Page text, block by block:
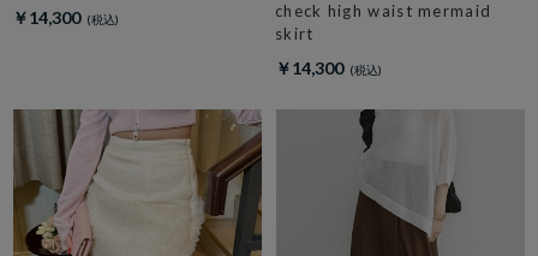
￥14,300
check high waist mermaid
skirt
￥14,300